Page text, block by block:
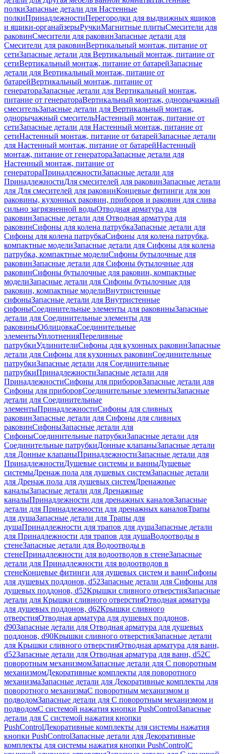
полкиЗапасные детали для Настенные
полкиПринадлежностиПерегородки для выдвижных ящиков
и ящики-органайзерыРучкиМагнитные плитыСмесители для
раковинСмесители для раковинЗапасные детали для
Смесители для раковинВертикальный монтаж, питание от
сетиЗапасные детали для Вертикальный монтаж, питание от
сетиВертикальный монтаж, питание от батарейЗапасные
детали для Вертикальный монтаж, питание от
батарейВертикальный монтаж, питание от
генератораЗапасные детали для Вертикальный монтаж,
питание от генератораВертикальный монтаж, однорычажный
смесительЗапасные детали для Вертикальный монтаж,
однорычажный смесительНастенный монтаж, питание от
сетиЗапасные детали для Настенный монтаж, питание от
сетиНастенный монтаж, питание от батарейЗапасные детали
для Настенный монтаж, питание от батарейНастенный
монтаж, питание от генератораЗапасные детали для
Настенный монтаж, питание от
генератораПринадлежностиЗапасные детали для
ПринадлежностиДля смесителей для раковинЗапасные детали
для Для смесителей для раковинКонцевые фитинги для зон
раковины, кухонных раковин, приборов и раковин для слива
сильно загрязненной водыОтводная арматура для
раковинЗапасные детали для Отводная арматура для
раковинСифоны для колена патрубкаЗапасные детали для
Сифоны для колена патрубкаСифоны для колена патрубка,
компактные моделиЗапасные детали для Сифоны для колена
патрубка, компактные моделиСифоны бутылочные для
раковинЗапасные детали для Сифоны бутылочные для
раковинСифоны бутылочные для раковин, компактные
моделиЗапасные детали для Сифоны бутылочные для
раковин, компактные моделиВнутристенные
сифоныЗапасные детали для Внутристенные
сифоныСоединительные элементы для раковиныЗапасные
детали для Соединительные элементы для
раковиныОблицовкаСоединительные
элементыУплотненияПереливные
патрубкиУдлинителиСифоны для кухонных раковинЗапасные
детали для Сифоны для кухонных раковинСоединительные
патрубкиЗапасные детали для Соединительные
патрубкиПринадлежностиЗапасные детали для
ПринадлежностиСифоны для приборовЗапасные детали для
Сифоны для приборовСоединительные элементыЗапасные
детали для Соединительные
элементыПринадлежностиСифоны для сливных
раковинЗапасные детали для Сифоны для сливных
раковинСифоныЗапасные детали для
СифоныСоединительные патрубкиЗапасные детали для
Соединительные патрубкиДонные клапаныЗапасные детали
для Донные клапаныПринадлежностиЗапасные детали для
ПринадлежностиДушевые системы и ванныДушевые
системыДренаж пола для душевых системЗапасные детали
для Дренаж пола для душевых системДренажные
каналыЗапасные детали для Дренажные
каналыПринадлежности для дренажных каналовЗапасные
детали для Принадлежности для дренажных каналовТрапы
для душаЗапасные детали для Трапы для
душаПринадлежности для трапов для душаЗапасные детали
для Принадлежности для трапов для душаВодоотводы в
стенеЗапасные детали для Водоотводы в
стенеПринадлежности для водоотводов в стенеЗапасные
детали для Принадлежности для водоотводов в
стенеКонцевые фитинги для душевых систем и ваннСифоны
для душевых поддонов, d52Запасные детали для Сифоны для
душевых поддонов, d52Крышки сливного отверстияЗапасные
детали для Крышки сливного отверстияОтводная арматура
для душевых поддонов, d62Крышки сливного
отверстияОтводная арматура для душевых поддонов,
d90Запасные детали для Отводная арматура для душевых
поддонов, d90Крышки сливного отверстияЗапасные детали
для Крышки сливного отверстияОтводная арматура для ванн,
d52Запасные детали для Отводная арматура для ванн, d52С
поворотным механизмомЗапасные детали для С поворотным
механизмомДекоративные комплекты для поворотного
механизмаЗапасные детали для Декоративные комплекты для
поворотного механизмаС поворотным механизмом и
подводомЗапасные детали для С поворотным механизмом и
подводомС системой нажатия кнопки PushControlЗапасные
детали для С системой нажатия кнопки
PushControlДекоративные комплекты для системы нажатия
кнопки PushControlЗапасные детали для Декоративные
комплекты для системы нажатия кнопки PushControlС